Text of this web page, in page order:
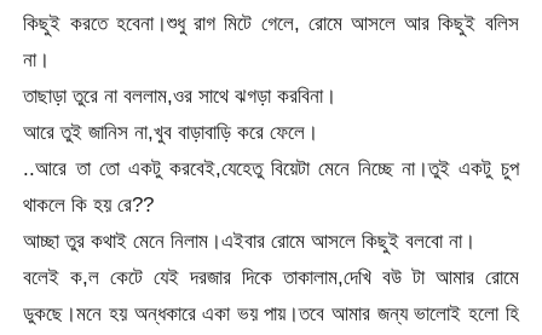
কিছুই করতে হবেনা।শুধু রাগ মিটে গেলে, রোমে আসলে আর কিছুই বলিস
না।
তাছাড়া তুরে না বললাম,ওর সাথে ঝগড়া করবিনা।
আরে তুই জানিস না,খুব বাড়াবাড়ি করে ফেলে।
..আরে তা তো একটু করবেই,যেহেতু বিয়েটা মেনে নিচ্ছে না।তুই একটু চুপ
থাকলে কি হয় রে??
আচ্ছা তুর কথাই মেনে নিলাম।এইবার রোমে আসলে কিছুই বলবো না।
বলেই ক,ল কেটে যেই দরজার দিকে তাকালাম,দেখি বউ টা আমার রোমে
ডুকছে।মনে হয় অন্ধকারে একা ভয় পায়।তবে আমার জন্য ভালোই হলো হি